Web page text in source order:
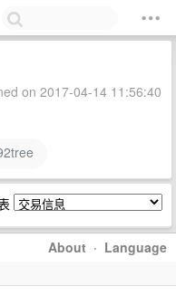
on 2017-04-14 11:56:40
About · Language